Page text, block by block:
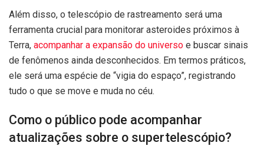
Além disso, o telescópio de rastreamento será uma
ferramenta crucial para monitorar asteroides próximos à
Terra, acompanhar a expansão do universo e buscar sinais
de fenômenos ainda desconhecidos. Em termos práticos,
ele será uma espécie de “vigia do espaço”, registrando
tudo o que se move e muda no céu.
Como o público pode acompanhar
atualizações sobre o supertelescópio?